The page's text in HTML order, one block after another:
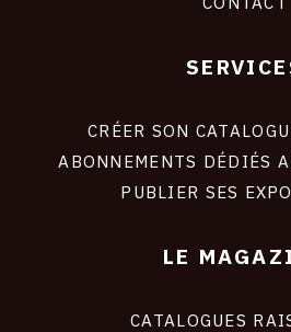
CRÉER SON
ABONNEMENTS DÉDIÉS
PUBLIER SES
LE
CATALOGUES